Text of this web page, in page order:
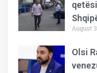
August
Olsi